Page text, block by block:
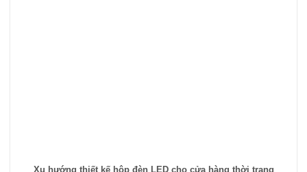
Xu hướng thiết kế hộp đèn LED cho cửa hàng thời trang